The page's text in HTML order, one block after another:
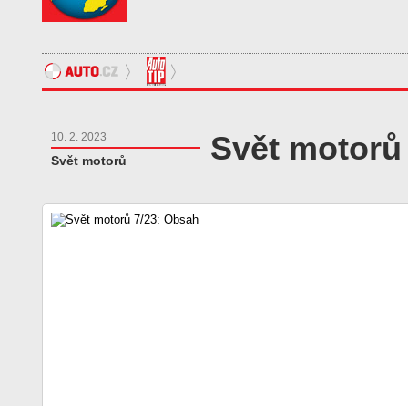
10. 2. 2023
Svět motorů Svět